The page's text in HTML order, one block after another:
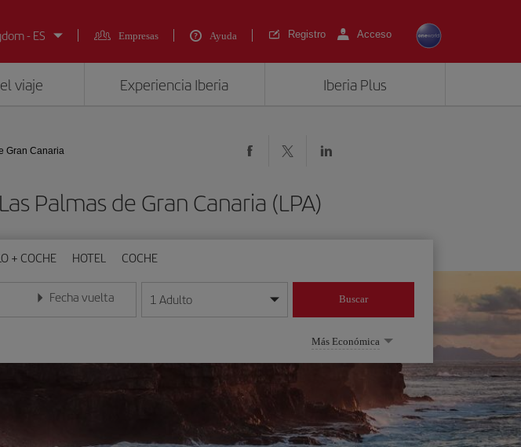
- ES
Empresas Ayuda Registro Acceso
viaje Experiencia Iberia Iberia Plus
Gran Canaria
Palmas de Gran Canaria (LPA)
+ COCHE HOTEL COCHE
en formato día/mes/año
Fecha vuelta
Introduce la fecha en formato día/mes/año
1 Adulto Buscar
Más Económica